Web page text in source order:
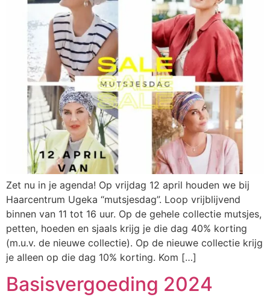
Zet nu in je agenda! Op vrijdag 12 april houden we bij
Haarcentrum Ugeka “mutsjesdag”. Loop vrijblijvend
binnen van 11 tot 16 uur. Op de gehele collectie mutsjes,
petten, hoeden en sjaals krijg je die dag 40% korting
(m.u.v. de nieuwe collectie). Op de nieuwe collectie krijg
je alleen op die dag 10% korting. Kom […]
Basisvergoeding 2024